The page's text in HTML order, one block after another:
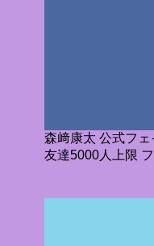
森﨑康太 公式フ
友達5000人上限